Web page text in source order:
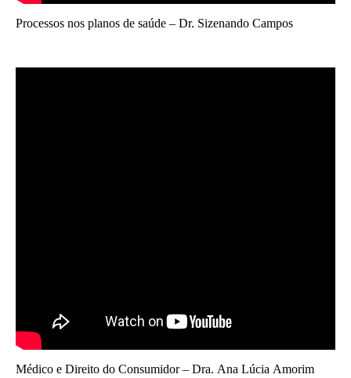
Processos nos planos de saúde – Dr. Sizenando Campos
Médico e Direito do Consumidor – Dra. Ana Lúcia Amorim